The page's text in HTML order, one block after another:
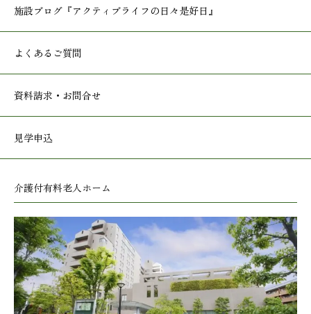
施設ブログ 『アクティブライフの日々是好日』
よくあるご質問
資料請求・お問合せ
見学申込
介護付有料老人ホーム